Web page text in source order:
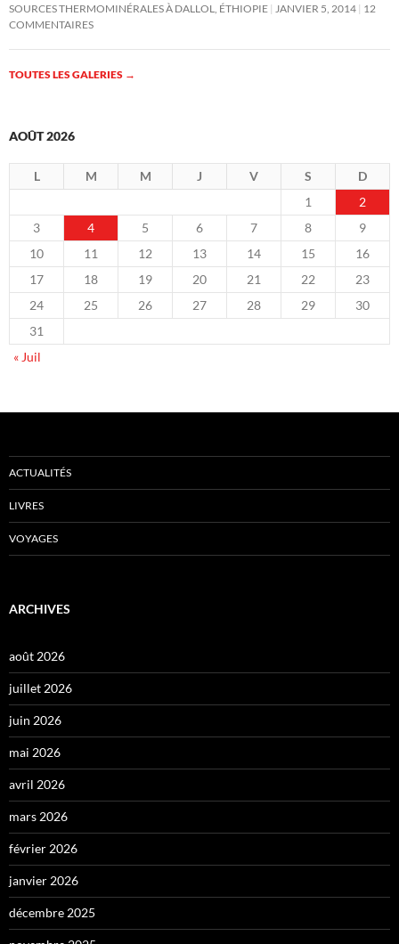
SOURCES THERMOMINÉRALES À DALLOL, ÉTHIOPIE JANVIER 5, 2014 12
COMMENTAIRES
TOUTES LES GALERIES →
AOÛT 2026
L M M J V S
D
1
2
3
4 5 6 7 8
9
10
11 12 13 14 15
16
17
18 19 20 21 22
23
24
25 26 27 28 29
30
31
« Juil
ACTUALITÉS
LIVRES
VOYAGES
ARCHIVES
août 2026
juillet 2026
juin 2026
mai 2026
avril 2026
mars 2026
février 2026
janvier 2026
décembre 2025